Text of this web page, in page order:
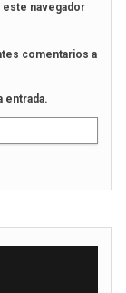
navegador
comentarios a
entrada.